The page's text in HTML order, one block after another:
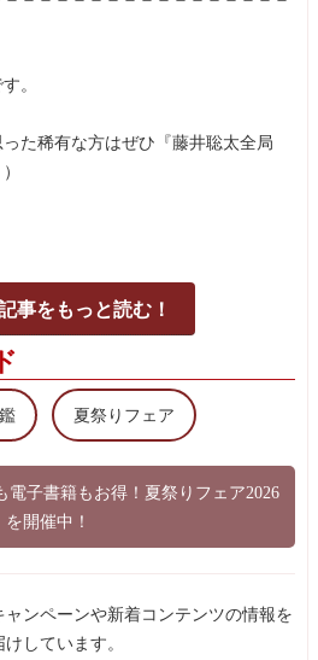
。
た稀有な方はぜひ『藤井聡太全局
事をもっと読む！
夏祭りフェア
電子書籍もお得！夏祭りフェア2026
を開催中！
ンペーンや新着コンテンツの情報を
けしています。